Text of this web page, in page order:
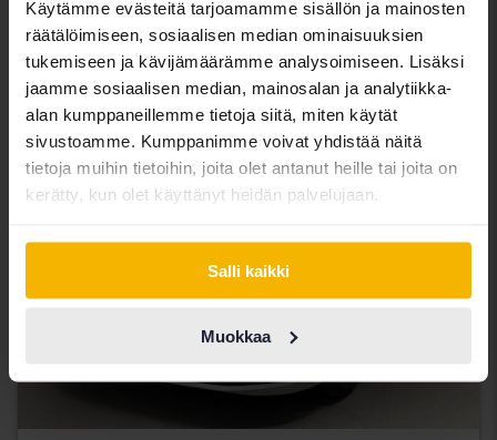
Käytämme evästeitä tarjoamamme sisällön ja mainosten
räätälöimiseen, sosiaalisen median ominaisuuksien
tukemiseen ja kävijämäärämme analysoimiseen. Lisäksi
jaamme sosiaalisen median, mainosalan ja analytiikka-
alan kumppaneillemme tietoja siitä, miten käytät
sivustoamme. Kumppanimme voivat yhdistää näitä
tietoja muihin tietoihin, joita olet antanut heille tai joita on
kerätty, kun olet käyttänyt heidän palvelujaan.
Salli kaikki
Muokkaa
Svedala
Johtava tarjous: 185 500 SEK
Rahoituksen kanssa 1 581 SEK/kk
tiistai 7 Tarjoukset